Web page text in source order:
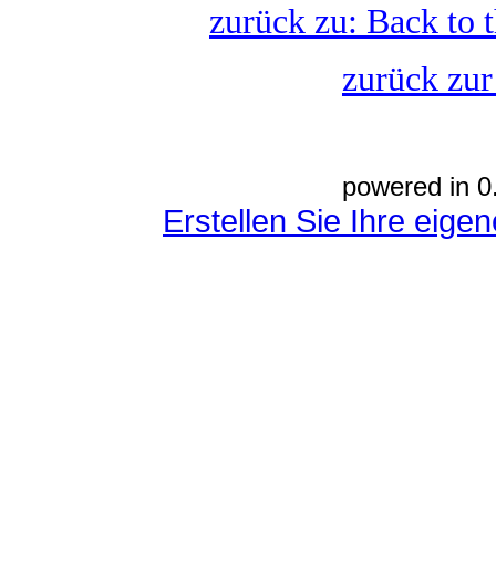
zurück zu: Back to
zurück
powered in
Erstellen Sie Ihre